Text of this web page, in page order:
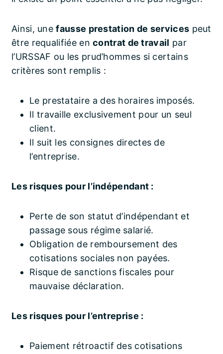
Ainsi, unefausse prestation de services peut
être requalifiée encontrat de travail par
l’URSSAF ou les prud’hommes si certains
critères sont remplis :
Le prestataire a des horaires imposés.
Il travaille exclusivement pour un seul
client.
Il suit les consignes directes de
l’entreprise.
Les risques pour l’indépendant :
Perte de son statut d’indépendant et
passage sous régime salarié.
Obligation de remboursement des
cotisations sociales non payées.
Risque de sanctions fiscales pour
mauvaise déclaration.
Les risques pour l’entreprise :
Paiement rétroactif des cotisations